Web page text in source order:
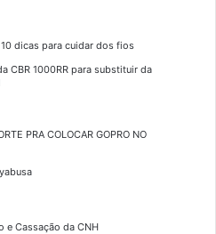
dicas para cuidar dos fios
CBR 1000RR para substituir da
PRA COLOCAR GOPRO NO
e Cassação da CNH